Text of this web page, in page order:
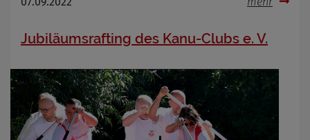
Jubiläumsrafting des Kanu-Clubs e. V.